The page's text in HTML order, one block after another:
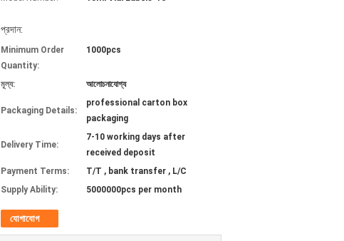
প্রদান:
Minimum Order
Quantity:
1000pcs
মূল্য: আলোচনাযোগ্য
Packaging Details:
professional carton box
packaging
Delivery Time:
7-10 working days after
received deposit
Payment Terms:
T/T , bank transfer , L/C
Supply Ability:
5000000pcs per month
যোগাযোগ